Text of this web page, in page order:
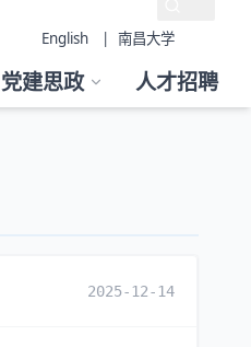
English | 南昌大学
党建思政 人才招聘
2025-12-14